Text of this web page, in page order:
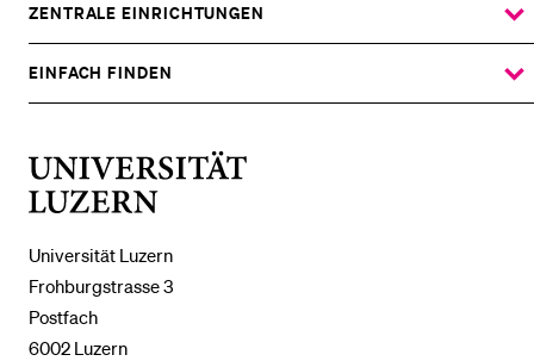
Universität Luzern
Frohburgstrasse 3
Postfach
6002 Luzern
UNTERMENÜ
ZENTRALE EINRICHTUNGEN
ZEIGE
DAS
UNTERMENÜ
EINFACH FINDEN
ZEIGE
DAS